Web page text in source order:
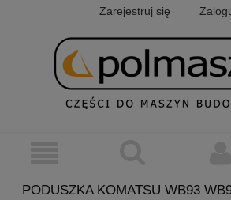
Zarejestruj się
PODUSZKA KOMATSU WB93